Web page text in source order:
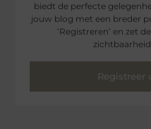
biedt de perfecte
jouw blog met een breder
‘Registreren’ en zet
Registreer